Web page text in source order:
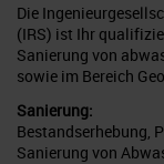
Die
(IRS) ist Ihr
Sanierung von
sowie im Bereich
Sanierung:
Bestandserhebung,
Sanierung von